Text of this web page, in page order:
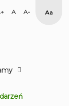
Set Set
Smaller
High